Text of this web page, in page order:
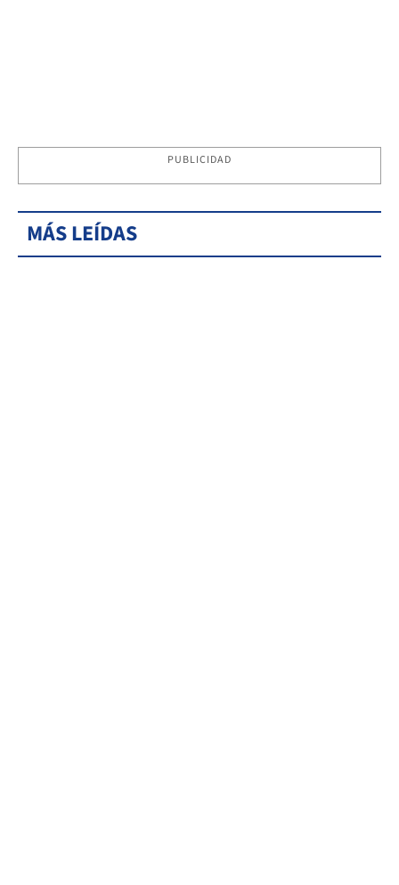
PUBLICIDAD
MÁS LEÍDAS